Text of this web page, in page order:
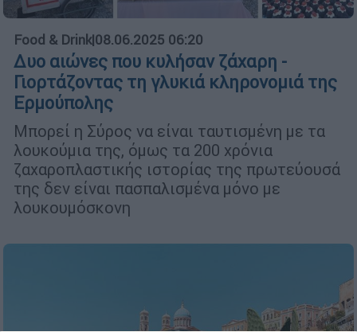
Food & Drink|08.06.2025 06:20
Δυο αιώνες που κυλήσαν ζάχαρη -
Γιορτάζοντας τη γλυκιά κληρονομιά της
Ερμούπολης
Μπορεί η Σύρος να είναι ταυτισμένη με τα
λουκούμια της, όμως τα 200 χρόνια
ζαχαροπλαστικής ιστορίας της πρωτεύουσά
της δεν είναι πασπαλισμένα μόνο με
λουκουμόσκονη